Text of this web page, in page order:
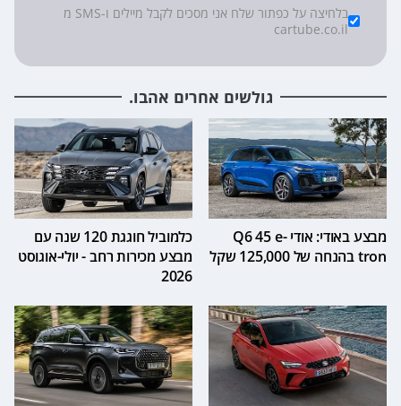
Checkboxes
*
בלחיצה על כפתור שלח אני מסכים לקבל מיילים ו-SMS מ
cartube.co.il
גולשים אחרים אהבו.
מבצע באודי: אודי Q6 45 e-
tron בהנחה של 125,000 שקל
כלמוביל חוגגת 120 שנה עם
מבצע מכירות רחב - יולי-אוגוסט
2026